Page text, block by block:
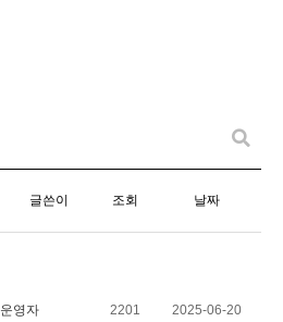
글쓴이 조회 날짜
운영자 2201 2025-06-20